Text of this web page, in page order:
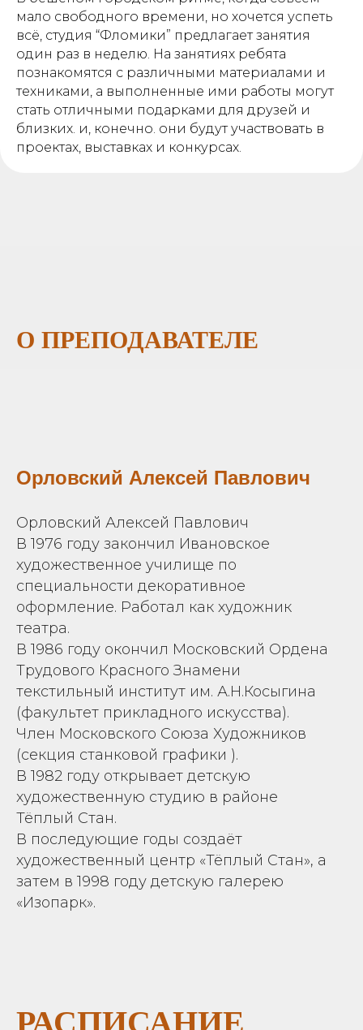
мало свободного времени, но хочется успеть
всё, студия “Фломики” предлагает занятия
один раз в неделю. На занятиях ребята
познакомятся с различными материалами и
техниками, а выполненные ими работы могут
стать отличными подарками для друзей и
близких. и, конечно. они будут участвовать в
проектах, выставках и конкурсах.
О ПРЕПОДАВАТЕЛЕ
Орловский Алексей Павлович
Орловский Алексей Павлович
В 1976 году закончил Ивановское
художественное училище по
специальности декоративное
оформление. Работал как художник
театра.
В 1986 году окончил Московский Ордена
Трудового Красного Знамени
текстильный институт им. А.Н.Косыгина
(факультет прикладного искусства).
Член Московского Союза Художников
(секция станковой графики ).
В 1982 году открывает детскую
художественную студию в районе
Тёплый Стан.
В последующие годы создаёт
художественный центр «Тёплый Стан», а
затем в 1998 году детскую галерею
«Изопарк».
РАСПИСАНИЕ